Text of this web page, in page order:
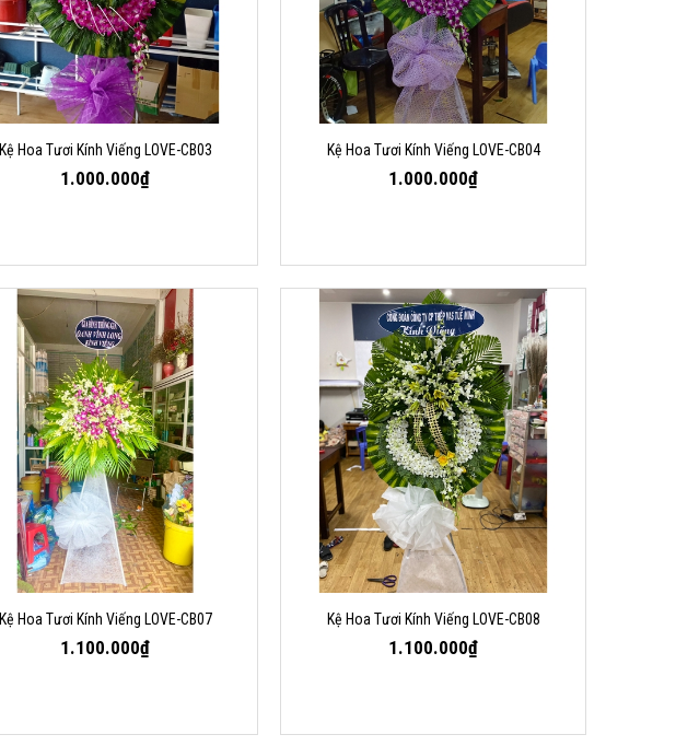
Kệ Hoa Tươi Kính Viếng LOVE-CB03
1.000.000₫
Kệ Hoa Tươi Kính Viếng LOVE-CB04
1.000.000₫
Kệ Hoa Tươi Kính Viếng LOVE-CB07
1.100.000₫
Kệ Hoa Tươi Kính Viếng LOVE-CB08
1.100.000₫